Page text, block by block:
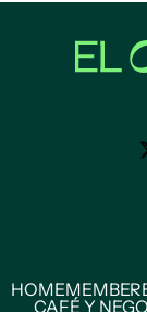
HOMEMEMBER
CAFÉ Y